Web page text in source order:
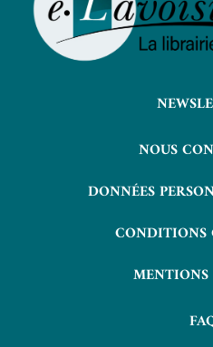
NOUS
DONNÉES
CONDITIONS
MENTIONS